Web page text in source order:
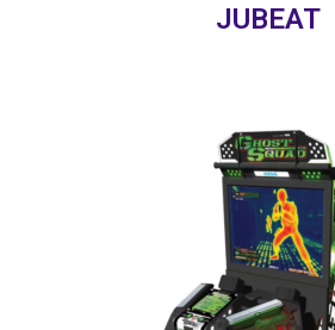
JUBEAT
dans la traque de
trafiquants. Plusieurs
serons proposées au
équipe